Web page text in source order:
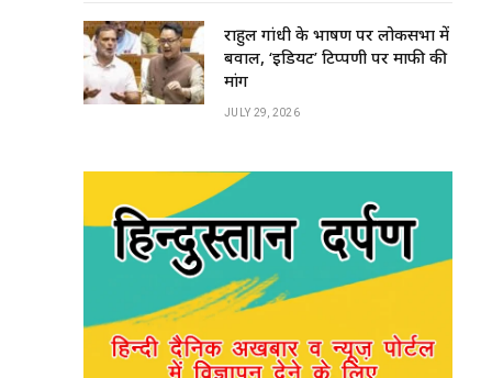
राहुल गांधी के भाषण पर लोकसभा में
बवाल, ‘इडियट’ टिप्पणी पर माफी की
मांग
JULY 29, 2026